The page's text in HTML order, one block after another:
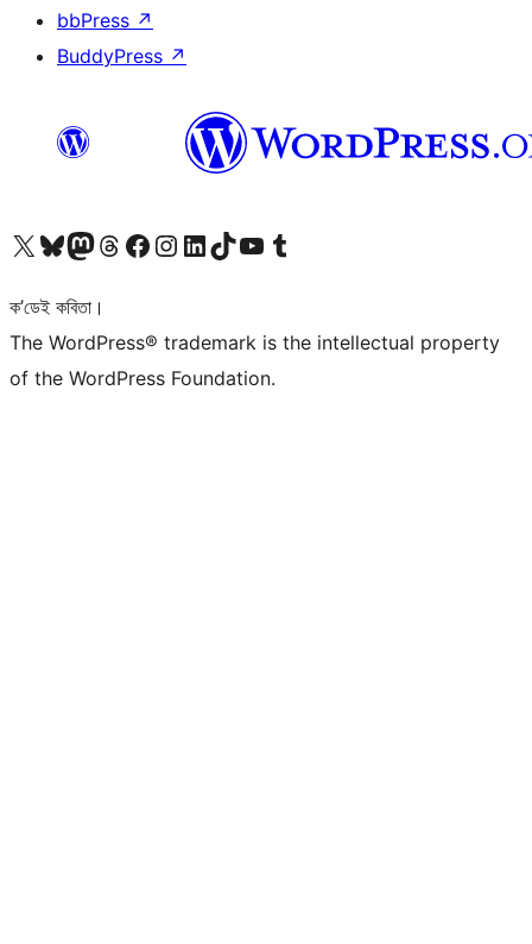
bbPress ↗
BuddyPress ↗
আমাৰ X (আগৰ Twitter) একাউণ্টলৈ যাওকআমাৰ Bluesky একাউণ্টলৈ যাওকআমাৰ Mastodon একাউণ্টলৈ যাওকআমাৰ Threads একাউণ্টলৈ যাওকআমাৰ Facebook পৃষ্ঠালৈ যাওকআমাৰ Instagram একাউণ্টলৈ যাওকআমাৰ LinkedIn একাউণ্টলৈ যাওকআমাৰ TikTok একাউণ্টলৈ যাওকআমাৰ YouTube চেনেললৈ যাওকআমাৰ Tumblr একাউণ্টলৈ যাওক
ক’ডেই কবিতা।
The WordPress® trademark is the intellectual property
of the WordPress Foundation.